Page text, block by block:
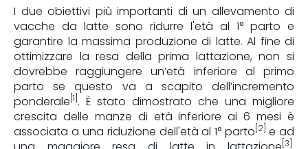
I due obiettivi più importanti di un allevamento di
vacche da latte sono ridurre l'età al 1° parto e
garantire la massima produzione di latte. Al fine di
ottimizzare la resa della prima lattazione, non si
dovrebbe raggiungere un’età inferiore al primo
parto se questo va a scapito dell’incremento
ponderale [1] . È stato dimostrato che una migliore
crescita delle manze di età inferiore ai 6 mesi è
associata a una riduzione dell'età al 1° parto [2] e ad
[3]